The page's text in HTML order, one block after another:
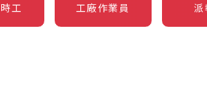
工 工廠作業員 派